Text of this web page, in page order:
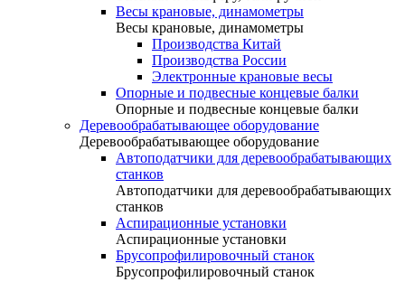
Весы крановые, динамометры
Весы крановые, динамометры
Производства Китай
Производства России
Электронные крановые весы
Опорные и подвесные концевые балки
Опорные и подвесные концевые балки
Деревообрабатывающее оборудование
Деревообрабатывающее оборудование
Автоподатчики для деревообрабатывающих
станков
Автоподатчики для деревообрабатывающих
станков
Аспирационные установки
Аспирационные установки
Брусопрофилировочный станок
Брусопрофилировочный станок